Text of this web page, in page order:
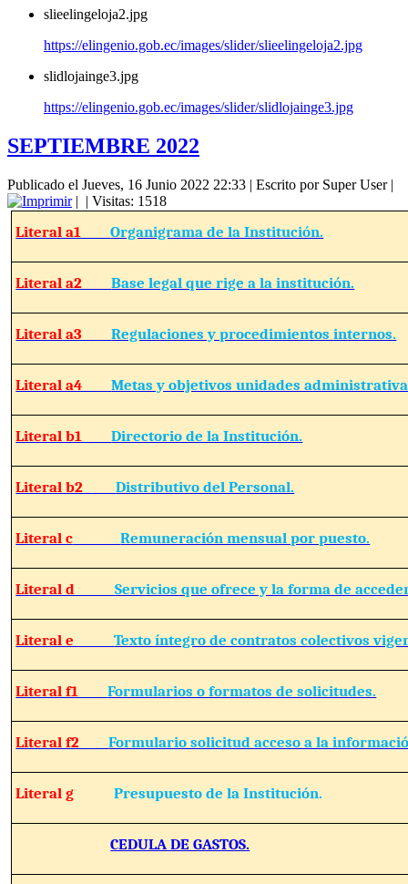
slieelingeloja2.jpg
https://elingenio.gob.ec/images/slider/slieelingeloja2.jpg
slidlojainge3.jpg
https://elingenio.gob.ec/images/slider/slidlojainge3.jpg
SEPTIEMBRE 2022
Publicado el Jueves, 16 Junio 2022 22:33 | Escrito por Super User|
| | Visitas: 1518
Literal a1Organigrama de la Institución.
Literal a2Base legal que rige a la institución.
Literal a3Regulaciones y procedimientos internos.
Literal a4Metas y objetivos unidades
Literal b1Directorio de la Institución.
Literal b2Distributivo del Personal.
Literal c Remuneración mensual por puesto.
Literal dServicios que ofrece y la forma de
Literal eTexto íntegro de contratos colectivos
Literal f1Formularios o formatos de solicitudes.
Literal f2Formulario solicitud acceso a la
Literal gPresupuesto de la Institución.
CEDULA DE GASTOS.